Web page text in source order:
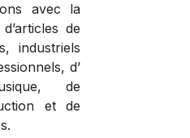
avec la
de
industriels
d’
de
et de